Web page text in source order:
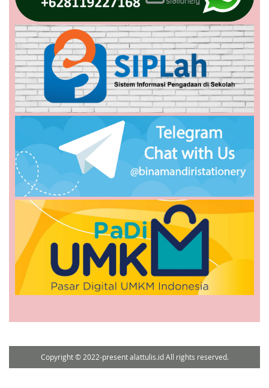
Copyright © 2022-present alattulis.id All rights reserved.